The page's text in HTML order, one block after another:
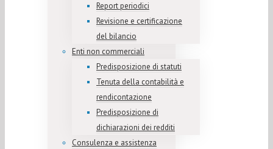
Report periodici
Revisione e certificazione
del bilancio
Enti non commerciali
Predisposizione di statuti
Tenuta della contabilità e
rendicontazione
Predisposizione di
dichiarazioni dei redditi
Consulenza e assistenza